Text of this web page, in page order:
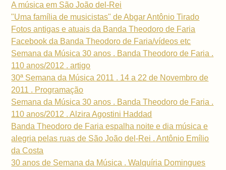
A música em São João del-Rei
"Uma família de musicistas" de Abgar Antônio Tirado
Fotos antigas e atuais da Banda Theodoro de Faria
Facebook da Banda Theodoro de Faria/vídeos etc
Semana da Música 30 anos . Banda Theodoro de Faria .
110 anos/2012 . artigo
30ª Semana da Música 2011 . 14 a 22 de Novembro de
2011 . Programação
Semana da Música 30 anos . Banda Theodoro de Faria .
110 anos/2012 . Alzira Agostini Haddad
Banda Theodoro de Faria espalha noite e dia música e
alegria pelas ruas de São João del-Rei . Antônio Emílio
da Costa
30 anos de Semana da Música . Walquíria Domingues